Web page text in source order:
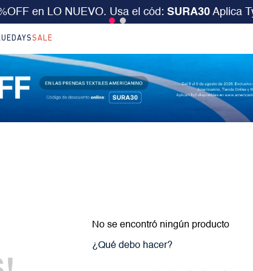
en LO NUEVO. Usa el cód: SURA30 Aplica
SALE
No se encontró ningún producto
¿Qué debo hacer?